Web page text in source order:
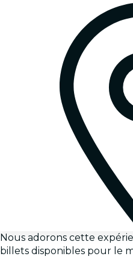
Nous adorons cette
billets disponibles pour le